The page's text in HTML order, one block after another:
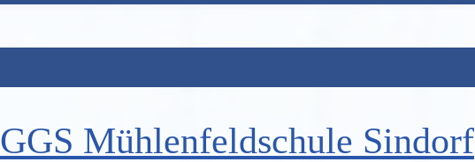
GGS Mühlenfeldschule Sindorf